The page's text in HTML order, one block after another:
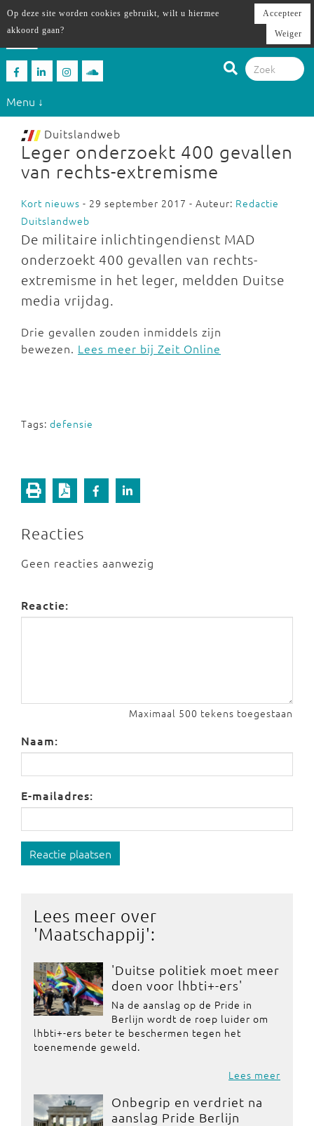
Menu ↓
Duitslandweb
Leger onderzoekt 400 gevallen
van rechts-extremisme
Kort nieuws - 29 september 2017 - Auteur: Redactie
Duitslandweb
De militaire inlichtingendienst MAD
onderzoekt 400 gevallen van rechts-
extremisme in het leger, meldden Duitse
media vrijdag.
Drie gevallen zouden inmiddels zijn
bewezen. Lees meer bij Zeit Online
Tags: defensie
Reacties
Geen reacties aanwezig
Reactie:
Maximaal 500 tekens toegestaan
Naam:
E-mailadres:
Reactie plaatsen
Lees meer over
'Maatschappij':
'Duitse politiek moet meer
doen voor lhbti+-ers'
Na de aanslag op de Pride in
Berlijn wordt de roep luider om
lhbti+-ers beter te beschermen tegen het
toenemende geweld.
Lees meer
Onbegrip en verdriet na
aanslag Pride Berlijn
Op deze site worden cookies gebruikt, wilt u hiermee
akkoord gaan?
Accepteer
Weiger